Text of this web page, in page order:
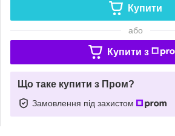
Купити
або
Купити з
Що таке купити з Пром?
Замовлення під захистом